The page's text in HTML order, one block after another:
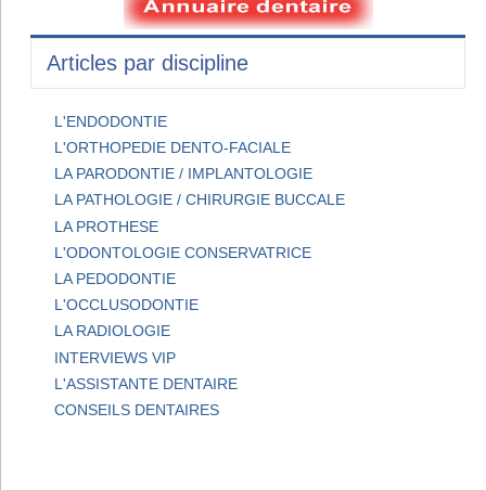
Articles par discipline
L'ENDODONTIE
L'ORTHOPEDIE DENTO-FACIALE
LA PARODONTIE / IMPLANTOLOGIE
LA PATHOLOGIE / CHIRURGIE BUCCALE
LA PROTHESE
L'ODONTOLOGIE CONSERVATRICE
LA PEDODONTIE
L'OCCLUSODONTIE
LA RADIOLOGIE
INTERVIEWS VIP
L'ASSISTANTE DENTAIRE
CONSEILS DENTAIRES